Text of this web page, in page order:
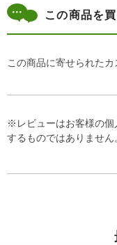
この商品を
この商品に寄せられた
※レビューはお客様の個
するものではありません